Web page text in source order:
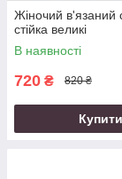
Жіночий в'язаний
стійка великі
В наявності
720 ₴ 820 ₴
Купити